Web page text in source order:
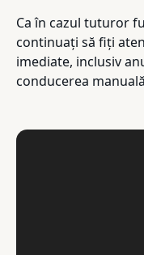
Ca în cazul tuturor
continuați să fiți
imediate, inclusiv
conducerea